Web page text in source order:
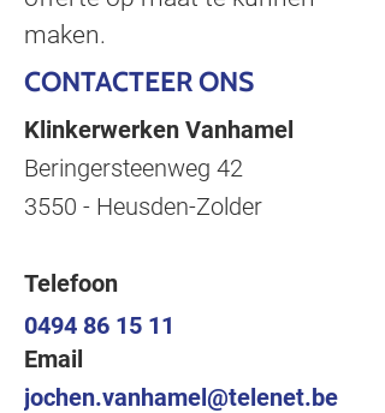
maken.
CONTACTEER ONS
Klinkerwerken Vanhamel
Beringersteenweg 42
3550 - Heusden-Zolder
Telefoon
0494 86 15 11
Email
jochen.vanhamel@telenet.be